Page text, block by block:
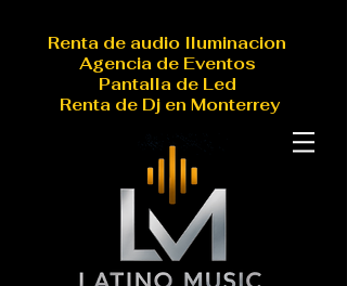
Renta de audio Iluminacion
Agencia de Eventos
Pantalla de Led
Renta de Dj en Monterrey